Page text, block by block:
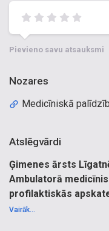
Pievieno savu atsauksmi
Nozares
Medicīniskā
Atslēgvārdi
Ģimenes ārsts
Ambulatorā
profilaktiskās
novadā
Vairāk...